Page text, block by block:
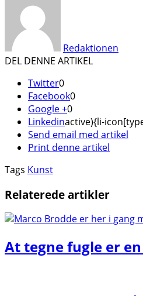
Redaktionen
DEL DENNE ARTIKEL
Twitter0
Facebook0
Google +0
Linkedinactive){li-
Send email med artikel
Print denne artikel
Tags Kunst
Relaterede artikler
At tegne fugle er